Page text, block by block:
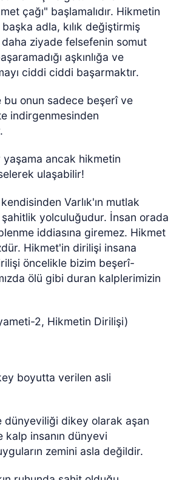
çağı" başlamalıdır. Hikmetin
adla, kılık değiştirmiş
ziyade felsefenin somut
aşkınlığa ve
ciddi ciddi başarmaktır.
bu onun sadece beşerî ve
indirgenmesinden
ancak hikmetin
ulaşabilir!
Varlık'ın mutlak
yolculuğudur. İnsan orada
iddiasına giremez. Hikmet
Hikmet'in dirilişi insana
öncelikle bizim beşerî-
ölü gibi duran kalplerimizin
2, Hikmetin Dirilişi)
boyutta verilen asli
dünyeviliği dikey olarak aşan
kalp insanın dünyevi
zemini asla değildir.